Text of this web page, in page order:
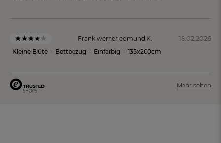
Frank werner edmund K. 18.02.2026
Kleine Blüte - Bettbezug - Einfarbig - 135x200cm
Mehr sehen